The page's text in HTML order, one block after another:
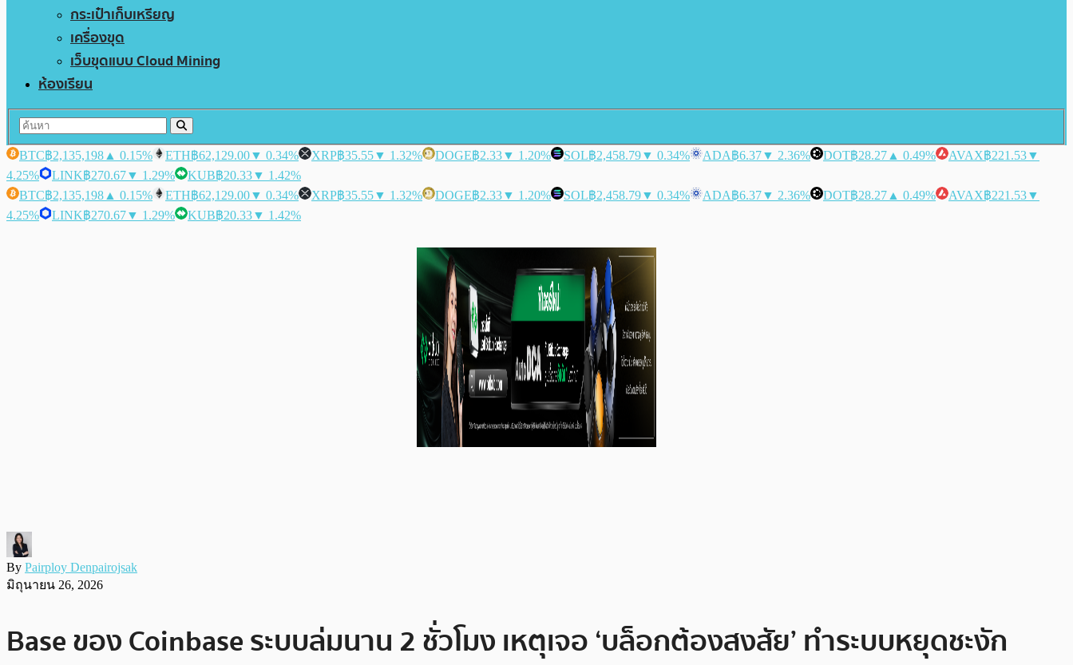
กระเป๋าเก็บเหรียญ
เครื่องขุด
เว็บขุดแบบ Cloud Mining
ห้องเรียน
BTC฿2,135,198 ▲ 0.15% ETH฿62,129.00▼ 0.34% XRP฿35.55▼ 1.32% DOGE฿2.33▼ 1.20% SOL฿2,458.79▼ 0.34% ADA฿6.37▼ 2.36% DOT฿28.27 ▲ 0.49% AVAX฿221.53▼
4.25%
LINK฿270.67▼ 1.29% KUB฿20.33▼ 1.42%
BTC฿2,135,198 ▲ 0.15% ETH฿62,129.00▼ 0.34% XRP฿35.55▼ 1.32% DOGE฿2.33▼ 1.20% SOL฿2,458.79▼ 0.34% ADA฿6.37▼ 2.36% DOT฿28.27 ▲ 0.49% AVAX฿221.53▼
4.25%
LINK฿270.67▼ 1.29% KUB฿20.33▼ 1.42%
By Pairploy Denpairojsak
มิถุนายน 26, 2026
Base ของ Coinbase ระบบล่มนาน 2 ชั่วโมง เหตุเจอ ‘บล็อกต้องสงสัย’ ทำระบบหยุดชะงัก